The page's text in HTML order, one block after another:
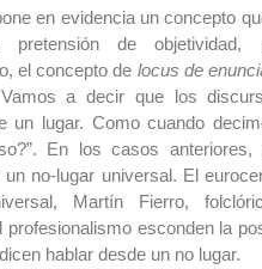
en evidencia un concepto
pretensión de objetividad,
el concepto de locus de
a decir que los
un lugar. Como cuando
En los casos anteriores,
un no-lugar universal. El
Martín Fierro,
profesionalismo esconden la
hablar desde un no lugar.